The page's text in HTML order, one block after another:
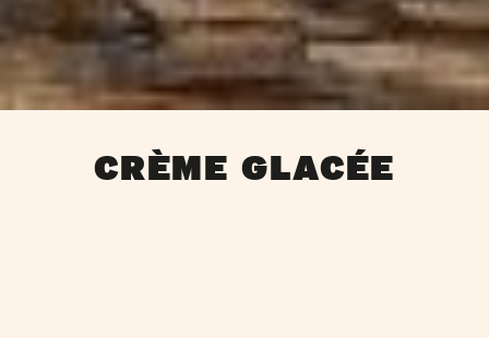
CRÈME GLACÉE